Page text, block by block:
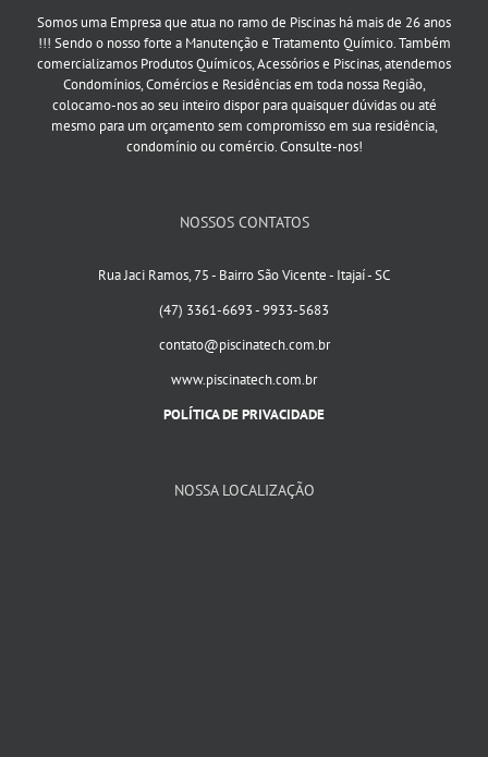
Somos uma Empresa que atua no ramo de Piscinas há mais de 26 anos
!!! Sendo o nosso forte a Manutenção e Tratamento Químico. Também
comercializamos Produtos Químicos, Acessórios e Piscinas, atendemos
Condomínios, Comércios e Residências em toda nossa Região,
colocamo-nos ao seu inteiro dispor para quaisquer dúvidas ou até
mesmo para um orçamento sem compromisso em sua residência,
condomínio ou comércio. Consulte-nos!
NOSSOS CONTATOS
Rua Jaci Ramos, 75 - Bairro São Vicente - Itajaí - SC
(47) 3361-6693 - 9933-5683
contato@piscinatech.com.br
www.piscinatech.com.br
POLÍTICA DE PRIVACIDADE
NOSSA LOCALIZAÇÃO